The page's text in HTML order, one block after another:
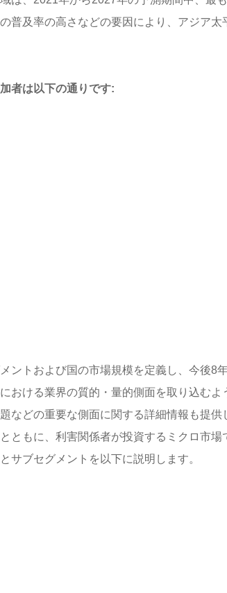
普及率の高さなどの要因により、アジア
者は以下の通りです:
ントおよび国の市場規模を定義し、今後8
おける業界の質的・量的側面を取り込む
などの重要な側面に関する詳細情報も提
ともに、利害関係者が投資するミクロ市
サブセグメントを以下に説明します。